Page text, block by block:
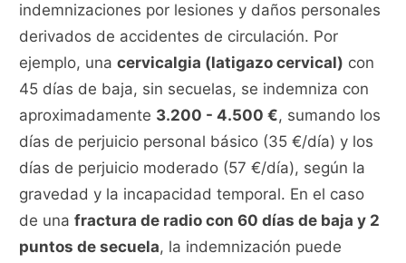
indemnizaciones por lesiones y daños personales
derivados de accidentes de circulación. Por
ejemplo, unacervicalgia (latigazo cervical) con
45 días de baja, sin secuelas, se indemniza con
aproximadamente 3.200 - 4.500 €, sumando los
días de perjuicio personal básico (35 €/día) y los
días de perjuicio moderado (57 €/día), según la
gravedad y la incapacidad temporal. En el caso
de unafractura de radio con 60 días de baja y 2
puntos de secuela, la indemnización puede